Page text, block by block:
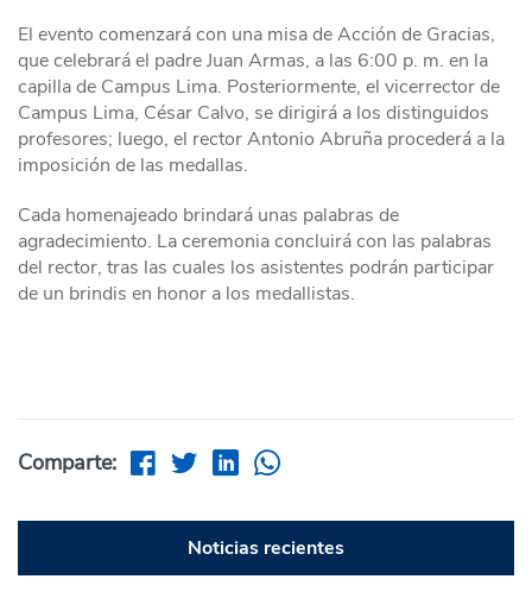
El evento comenzará con una misa de Acción de Gracias,
que celebrará el padre Juan Armas, a las 6:00 p. m. en la
capilla de Campus Lima. Posteriormente, el vicerrector de
Campus Lima, César Calvo, se dirigirá a los distinguidos
profesores; luego, el rector Antonio Abruña procederá a la
imposición de las medallas.
Cada homenajeado brindará unas palabras de
agradecimiento. La ceremonia concluirá con las palabras
del rector, tras las cuales los asistentes podrán participar
de un brindis en honor a los medallistas.
Comparte:
Noticias recientes